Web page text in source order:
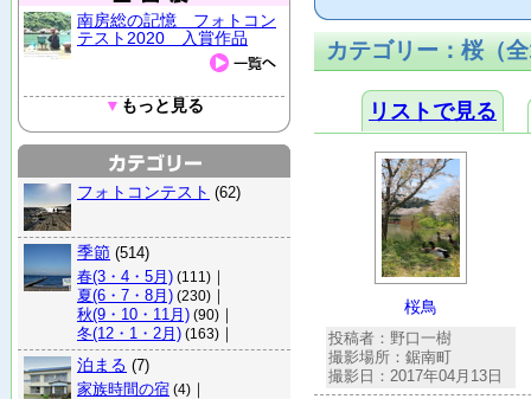
南房総の記憶 フォトコン
テスト2020 入賞作品
▼ もっと見る
フォトコンテスト (62)
季節 (514)
春(3・4・5月) (111) ｜
夏(6・7・8月) (230) ｜
秋(9・10・11月) (90) ｜
冬(12・1・2月) (163) ｜
泊まる (7)
家族時間の宿 (4) ｜
カテゴリー：桜（
リストで見る
桜鳥
投稿者：野口一樹
撮影場所：鋸南町
撮影日：2017年04月13日